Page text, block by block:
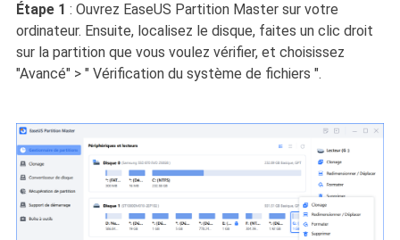
Étape 1 : Ouvrez EaseUS Partition Master sur votre
ordinateur. Ensuite, localisez le disque, faites un clic droit
sur la partition que vous voulez vérifier, et choisissez
"Avancé" > " Vérification du système de fichiers ".